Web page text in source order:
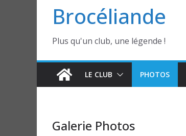
Brocéliande
Plus qu'un club, une légende !
LE CLUB PHOTOS
Galerie Photos